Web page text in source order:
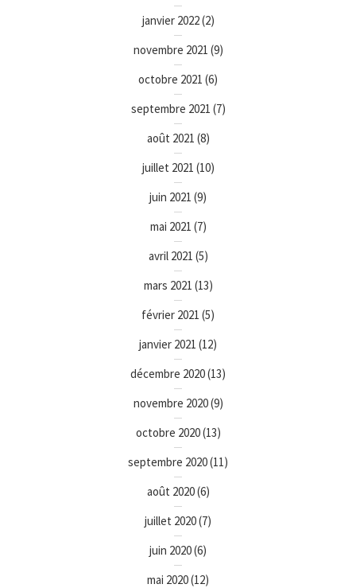
janvier 2022(2)
novembre 2021 (9)
octobre 2021 (6)
septembre 2021 (7)
août 2021 (8)
juillet 2021 (10)
juin 2021 (9)
mai 2021 (7)
avril 2021 (5)
mars 2021 (13)
février 2021 (5)
janvier 2021 (12)
décembre 2020(13)
novembre 2020(9)
octobre 2020(13)
septembre 2020(11)
août 2020(6)
juillet 2020(7)
juin 2020(6)
mai 2020(12)